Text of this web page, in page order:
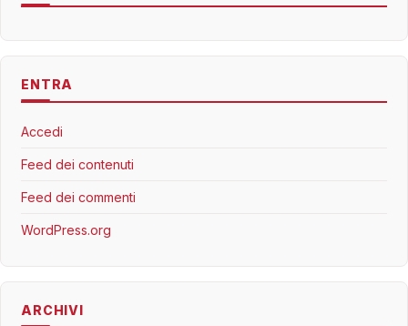
ENTRA
Accedi
Feed dei contenuti
Feed dei commenti
WordPress.org
ARCHIVI